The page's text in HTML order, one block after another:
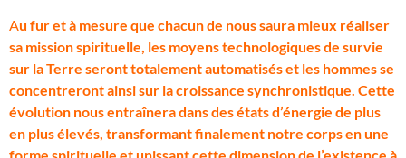
Au fur et à mesure que chacun de nous saura mieux réaliser
sa mission spirituelle, les moyens technologiques de survie
sur la Terre seront totalement automatisés et les hommes se
concentreront ainsi sur la croissance synchronistique. Cette
évolution nous entraînera dans des états d’énergie de plus
en plus élevés, transformant finalement notre corps en une
forme spirituelle et unissant cette dimension de l’existence à